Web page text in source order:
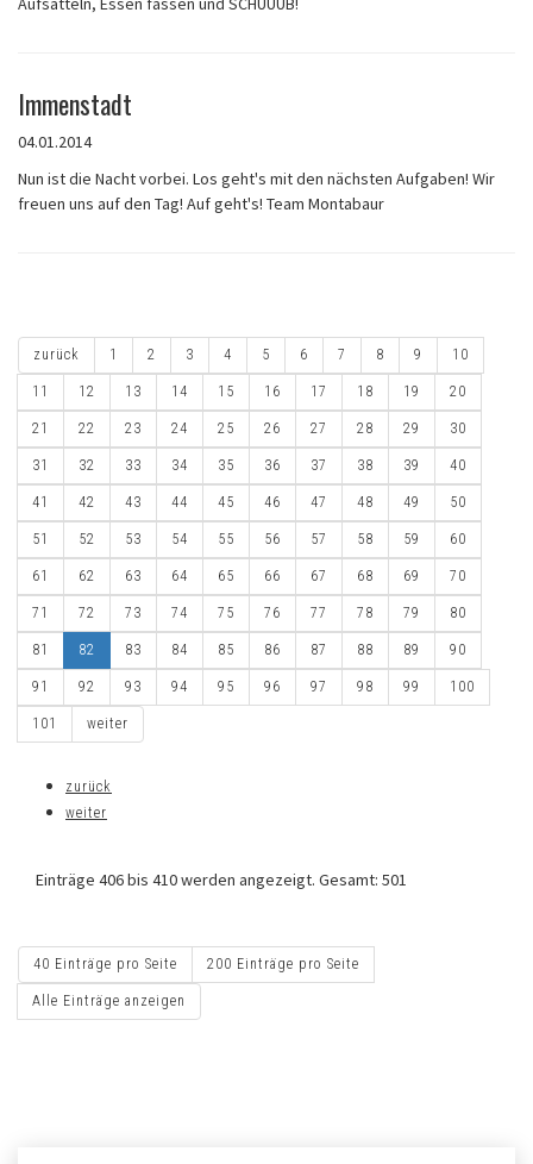
Immenstadt
04.01.2014
Nun ist die Nacht vorbei. Los geht's mit den nächsten Aufgaben! Wir
freuen uns auf den Tag! Auf geht's! Team Montabaur
zurück 1 2 3 4 5 6 7 8 9 10
11 12 13 14 15 16 17 18 19 20
21 22 23 24 25 26 27 28 29 30
31 32 33 34 35 36 37 38 39 40
41 42 43 44 45 46 47 48 49 50
51 52 53 54 55 56 57 58 59 60
61 62 63 64 65 66 67 68 69 70
71 72 73 74 75 76 77 78 79 80
81 82 83 84 85 86 87 88 89 90
91 92 93 94 95 96 97 98 99 100
101 weiter
zurück
weiter
Einträge 406 bis 410 werden angezeigt. Gesamt: 501
40 Einträge pro Seite 200 Einträge pro Seite
Alle Einträge anzeigen